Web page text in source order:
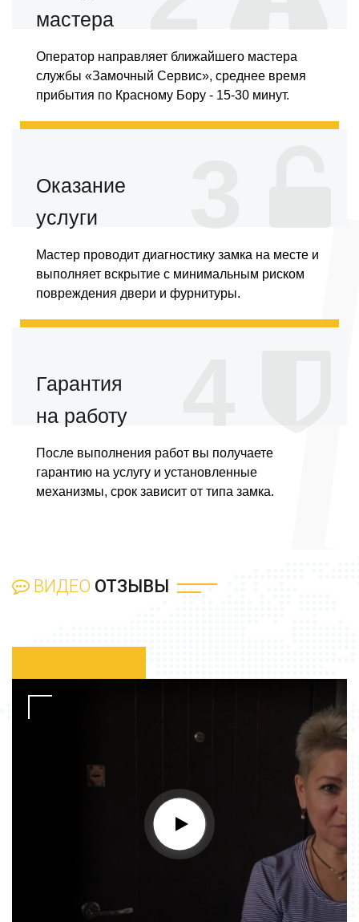
мастера
Оператор направляет ближайшего мастера
службы «Замочный Сервис», среднее время
прибытия по Красному Бору - 15-30 минут.
Оказание
услуги
Мастер проводит диагностику замка на месте и
выполняет вскрытие с минимальным риском
повреждения двери и фурнитуры.
Гарантия
на работу
После выполнения работ вы получаете
гарантию на услугу и установленные
механизмы, срок зависит от типа замка.
ВИДЕО ОТЗЫВЫ